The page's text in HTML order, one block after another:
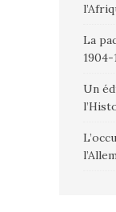
La
1904-
Un